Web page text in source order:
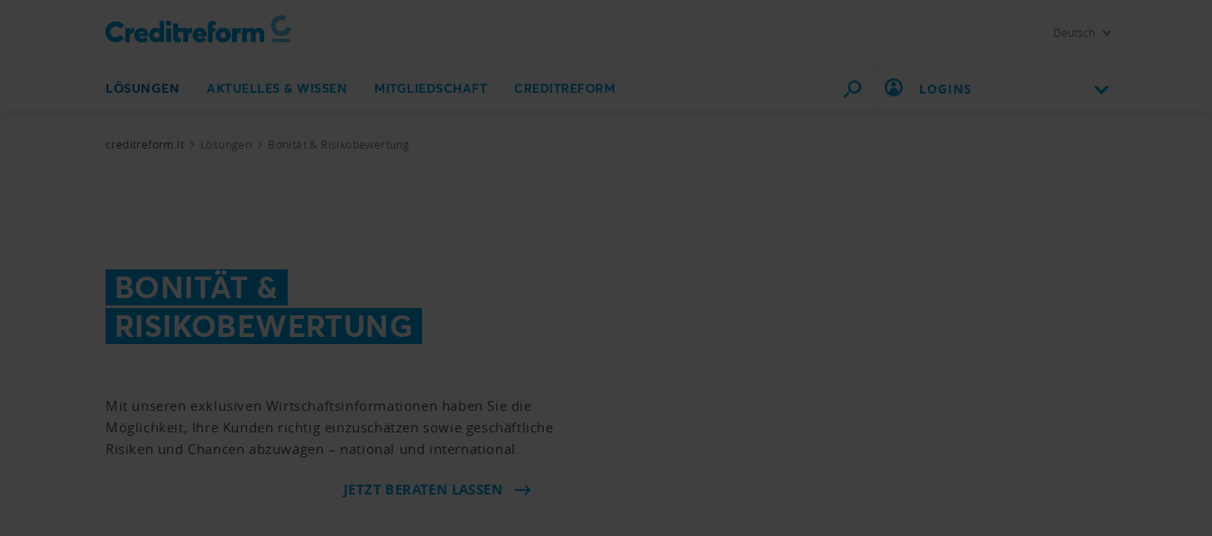
Deutsch
LÖSUNGEN AKTUELLES & WISSEN MITGLIEDSCHAFT CREDITREFORM LOGINS
creditreform.lt Lösungen Bonität & Risikobewertung
BONITÄT &
RISIKOBEWERTUNG
Mit unseren exklusiven Wirtschaftsinformationen haben Sie die
Möglichkeit, Ihre Kunden richtig einzuschätzen sowie geschäftliche
Risiken und Chancen abzuwägen – national und international.
JETZT BERATEN LASSEN